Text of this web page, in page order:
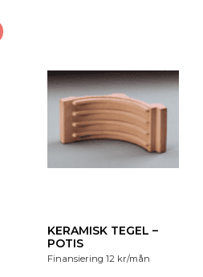
KERAMISK TEGEL –
POTIS
Finansiering 12 kr/mån